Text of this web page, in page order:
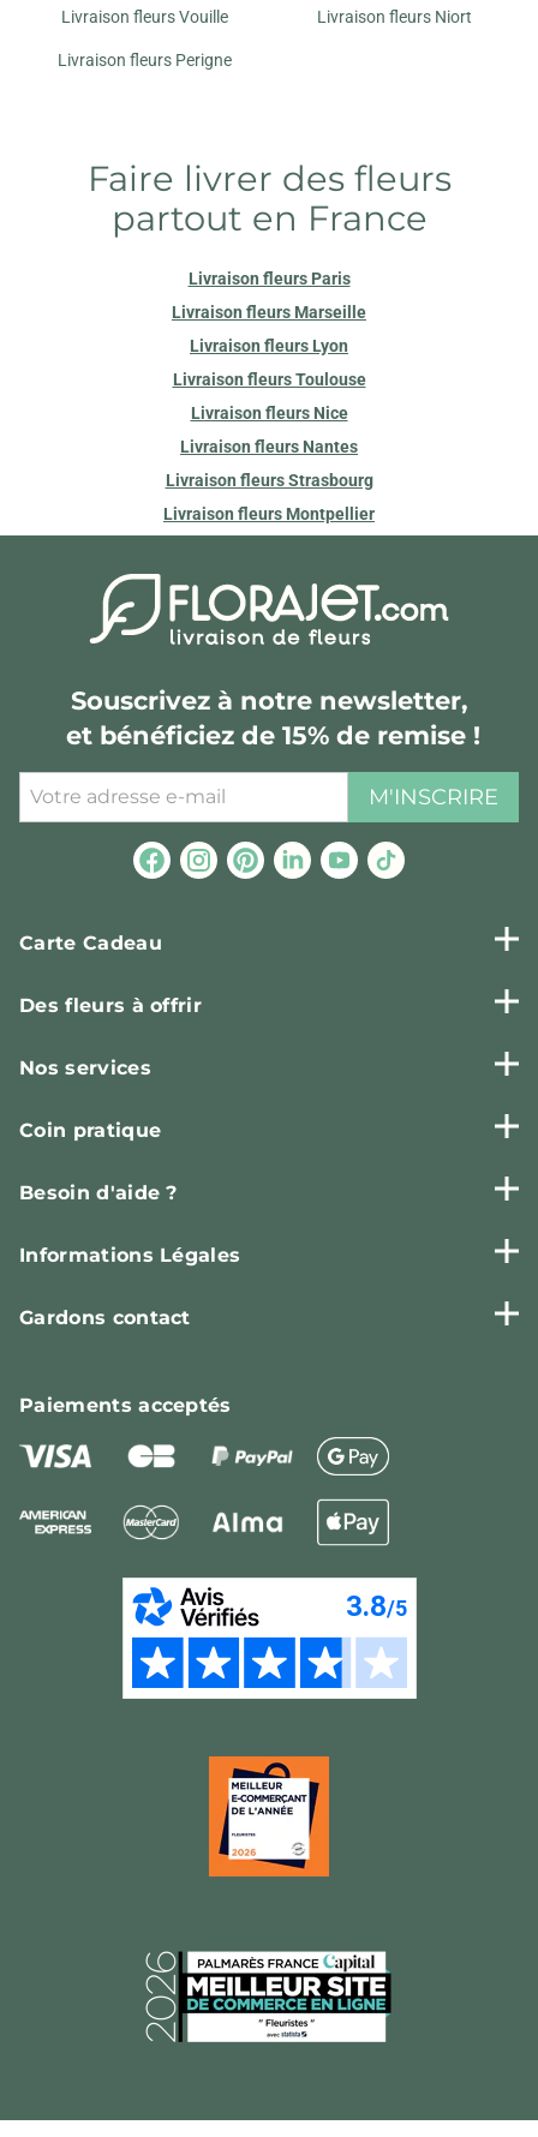
Livraison fleurs Vouille Livraison fleurs Niort
Livraison fleurs Perigne
Faire livrer des fleurs
partout en France
Livraison fleurs Paris
Livraison fleurs Marseille
Livraison fleurs Lyon
Livraison fleurs Toulouse
Livraison fleurs Nice
Livraison fleurs Nantes
Livraison fleurs Strasbourg
Livraison fleurs Montpellier
Souscrivez à notre newsletter,
et bénéficiez de 15% de remise !
M'INSCRIRE
Carte Cadeau
Des fleurs à offrir
Nos services
Coin pratique
Besoin d'aide ?
Informations Légales
Gardons contact
Paiementsacceptés